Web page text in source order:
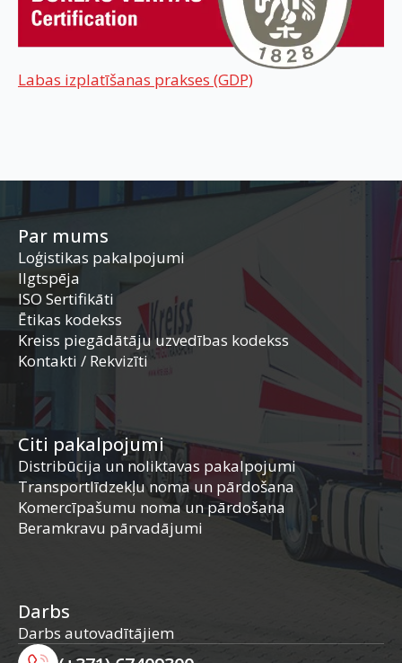
Labas izplatīšanas prakses (GDP)
Par mums
Loģistikas pakalpojumi
Ilgtspēja
ISO Sertifikāti
Ētikas kodekss
Kreiss piegādātāju uzvedības kodekss
Kontakti / Rekvizīti
Citi pakalpojumi
Distribūcija un noliktavas pakalpojumi
Transportlīdzekļu noma un pārdošana
Komercīpašumu noma un pārdošana
Beramkravu pārvadājumi
Darbs
Darbs autovadītājiem